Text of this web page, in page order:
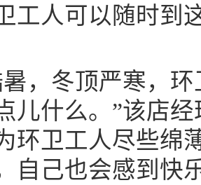
工人可以随时到
，冬顶严寒，
儿什么。”该店
环卫工人尽些绵
自己也会感到快